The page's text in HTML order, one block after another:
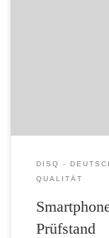
DISQ -
QUALITÄT
Prüfstand